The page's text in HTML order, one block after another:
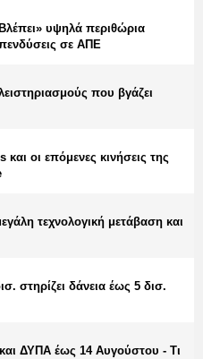
υψηλά περιθώρια
σε ΑΠΕ
που βγάζει
οι επόμενες κινήσεις της
τεχνολογική μετάβαση και
στηρίζει δάνεια έως 5 δισ.
ΔΥΠΑ έως 14 Αυγούστου - Τι